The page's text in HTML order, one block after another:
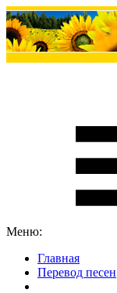
Меню:
Главная
Перевод песен